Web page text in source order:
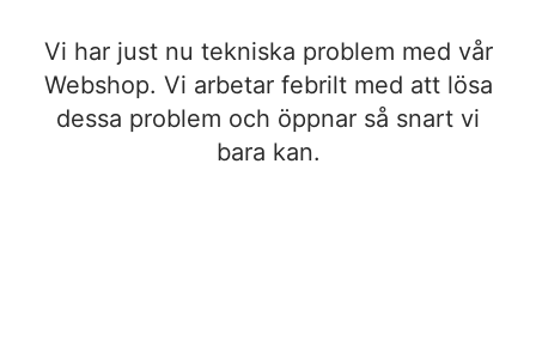
Vi har just nu tekniska problem med vår
Webshop. Vi arbetar febrilt med att lösa
dessa problem och öppnar så snart vi
bara kan.